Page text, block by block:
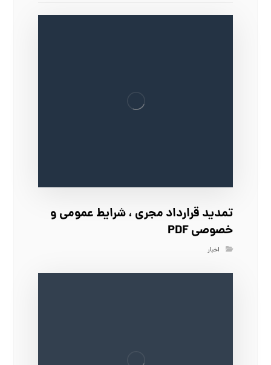
تمدید قرارداد مجری ، شرایط عمومی و
خصوصی PDF
اخبار